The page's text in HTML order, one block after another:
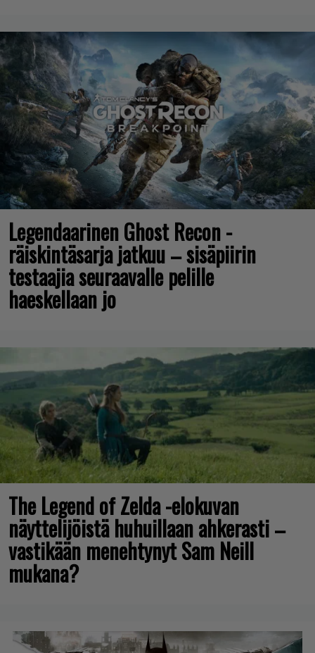
Legendaarinen Ghost Recon -
räiskintäsarja jatkuu – sisäpiirin
testaajia seuraavalle pelille
haeskellaan jo
The Legend of Zelda -elokuvan
näyttelijöistä huhuillaan ahkerasti –
vastikään menehtynyt Sam Neill
mukana?